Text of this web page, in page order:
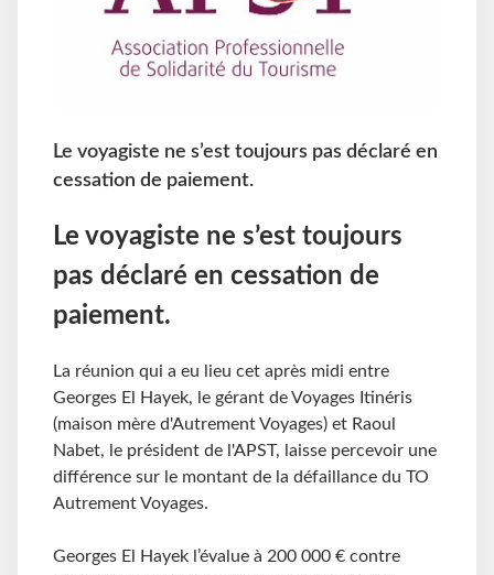
Le voyagiste ne s’est toujours pas déclaré en
cessation de paiement.
Le voyagiste ne s’est toujours
pas déclaré en cessation de
paiement.
La réunion qui a eu lieu cet après midi entre
Georges El Hayek, le gérant de Voyages Itinéris
(maison mère d'Autrement Voyages) et Raoul
Nabet, le président de l'APST, laisse percevoir une
différence sur le montant de la défaillance du TO
Autrement Voyages.
Georges El Hayek l’évalue à 200 000 € contre